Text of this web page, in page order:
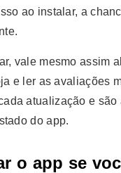
ao instalar, a
vale mesmo assim
e ler as avaliações
atualização e são
do app.
o app se